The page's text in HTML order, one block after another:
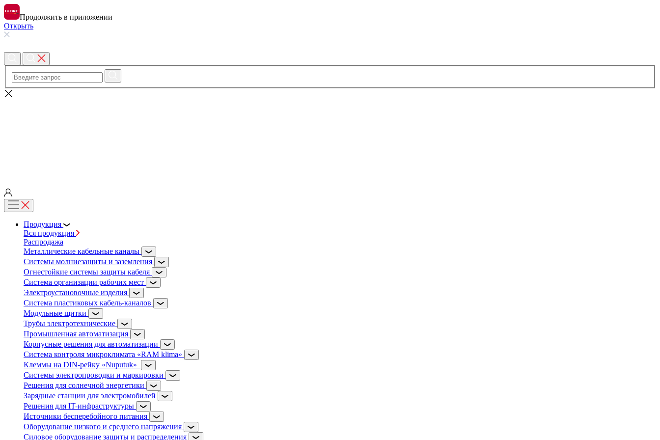
Продолжить в приложении
Открыть
Продукция
Вся продукция
Распродажа
Металлические кабельные каналы
Системы молниезащиты и заземления
Огнестойкие системы защиты кабеля
Система организации рабочих мест
Электроустановочные изделия
Система пластиковых кабель-каналов
Модульные щитки
Трубы электротехнические
Промышленная автоматизация
Корпусные решения для автоматизации
Система контроля микроклимата «RAM klima»
Клеммы на DIN-рейку «Nuputuk»
Системы электропроводки и маркировки
Решения для солнечной энергетики
Зарядные станции для электромобилей
Решения для IT-инфраструктуры
Источники бесперебойного питания
Оборудование низкого и среднего напряжения
Силовое оборудование защиты и распределения